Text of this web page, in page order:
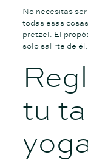
No necesitas
todas esas
pretzel. El
solo salirte de él.
tu